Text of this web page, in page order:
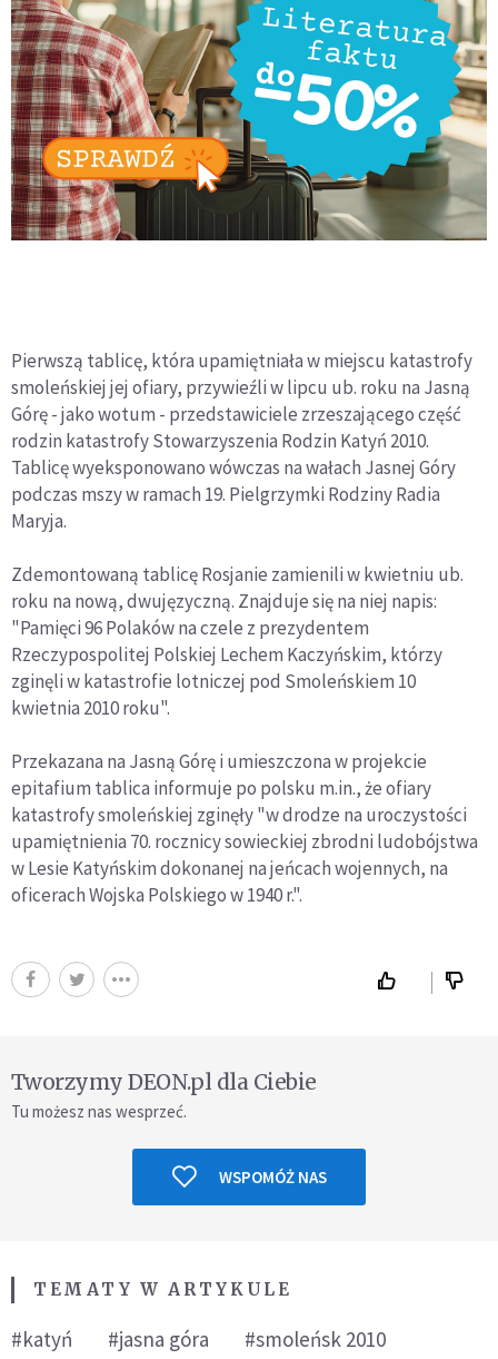
Pierwszą tablicę, która upamiętniała w miejscu katastrofy
smoleńskiej jej ofiary, przywieźli w lipcu ub. roku na Jasną
Górę - jako wotum - przedstawiciele zrzeszającego część
rodzin katastrofy Stowarzyszenia Rodzin Katyń 2010.
Tablicę wyeksponowano wówczas na wałach Jasnej Góry
podczas mszy w ramach 19. Pielgrzymki Rodziny Radia
Maryja.
Zdemontowaną tablicę Rosjanie zamienili w kwietniu ub.
roku na nową, dwujęzyczną. Znajduje się na niej napis:
"Pamięci 96 Polaków na czele z prezydentem
Rzeczypospolitej Polskiej Lechem Kaczyńskim, którzy
zginęli w katastrofie lotniczej pod Smoleńskiem 10
kwietnia 2010 roku".
Przekazana na Jasną Górę i umieszczona w projekcie
epitafium tablica informuje po polsku m.in., że ofiary
katastrofy smoleńskiej zginęły "w drodze na uroczystości
upamiętnienia 70. rocznicy sowieckiej zbrodni ludobójstwa
w Lesie Katyńskim dokonanej na jeńcach wojennych, na
oficerach Wojska Polskiego w 1940 r.".
Tworzymy DEON.pl dla Ciebie
Tu możesz nas wesprzeć.
WSPOMÓŻ NAS
TEMATY W ARTYKULE
#katyń #jasna góra
#smoleńsk 2010